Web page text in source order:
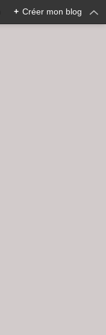
+ Créer mon blog